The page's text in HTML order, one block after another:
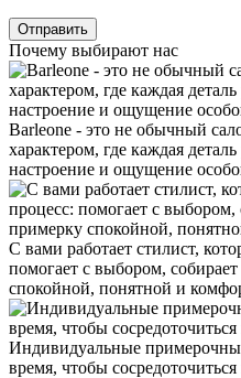
Почему выбирают нас
Barleone - это не обычный
характером, где каждая
настроение и ощущение
С вами работает стилист,
помогает с выбором,
спокойной, понятной и
Индивидуальные
время, чтобы